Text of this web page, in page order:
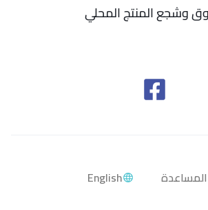
وشجع المنتج المحلي
English